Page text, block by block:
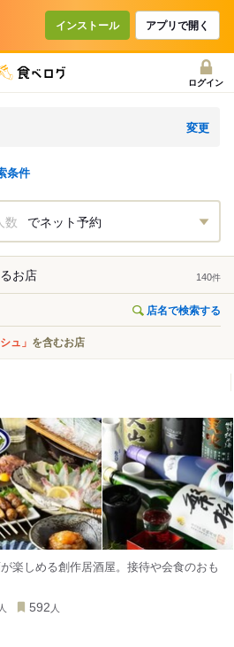
インストール アプリで開く
ログイン
変更
条件
数 でネット予約
お店 140件
店名で検索する
ュ」 を含むお店
楽しめる創作居酒屋。接待や会食のおも
人 592 人